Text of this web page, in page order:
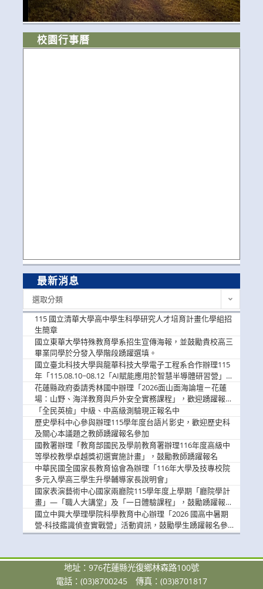
校園行事曆
最新消息
選取分類
115 國立清華大學高中學生科學研究人才培育計畫化學組招
生簡章
國立東華大學特殊教育學系招生宣傳海報，並鼓勵貴校高三
畢業同學於分發入學階段踴躍選填。
國立臺北科技大學與龍華科技大學電子工程系合作辦理115
年「115.08.10~08.12「AI賦能應用於智慧半導體研習營」，
歡迎學生踴躍報名參加
花蓮縣政府委請秀林國中辦理「2026面山面海論壇－花蓮
場：山野、海洋教育與戶外安全實務課程」，歡迎踴躍報名
參加
「全民英檢」中級、中高級測驗現正報名中
歷史學科中心參與辦理115學年度台語片影史，歡迎歷史科
及關心本議題之教師踴躍報名參加
國教署辦理「教育部國民及學前教育署辦理116年度高級中
等學校教學卓越獎初選實施計畫」，鼓勵教師踴躍報名
中華民國全國家長教育協會為辦理「116年大學及技專校院
多元入學高三學生升學輔導家長說明會」
國家表演藝術中心國家兩廳院115學年度上學期「廳院學計
畫」—「職人大講堂」及「一日體驗課程」，鼓勵踴躍報名
參與。
國立中興大學理學院科學教育中心辦理「2026 國高中暑期
營-科技鑑識偵查實戰營」活動資訊，鼓勵學生踴躍報名參
加。
地址：976花蓮縣光復鄉林森路100號
電話：(03)8700245
傳真：(03)8701817